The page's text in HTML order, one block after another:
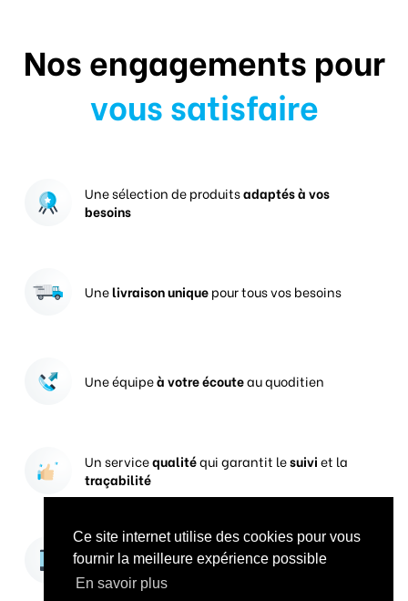
Ce site internet utilise des cookies pour vous
fournir la meilleure expérience possible
En savoir plus
Nos engagements pour
vous satisfaire
Une sélection de produitsadaptés à vos
besoins
Unelivraison uniquepour tous vos besoins
Une équipeà votre écouteau quoditien
Un servicequalitéqui garantit lesuiviet la
traçabilité
Vos prises de commandesouvertes 24h/24